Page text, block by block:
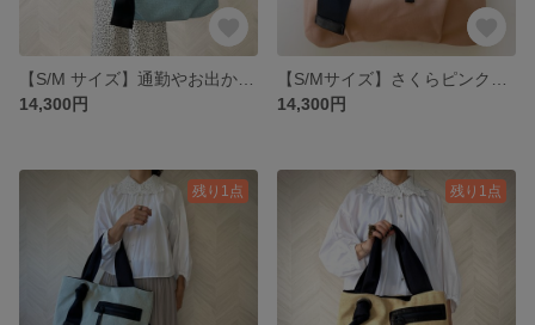
14,300円
14,300円
残り1点 残り1点